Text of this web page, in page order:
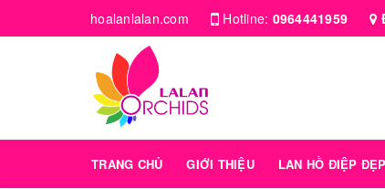
hoalanlalan.com Hotline: 0964441959
TRANG CHỦ GIỚI THIỆU LAN HỒ ĐIỆP ĐẸP